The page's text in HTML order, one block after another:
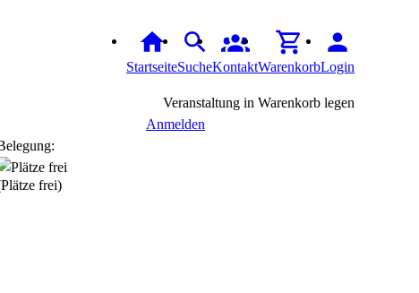
StartseiteSucheKontaktWarenkorbLogin
Veranstaltung in Warenkorb legen
Anmelden
frei)